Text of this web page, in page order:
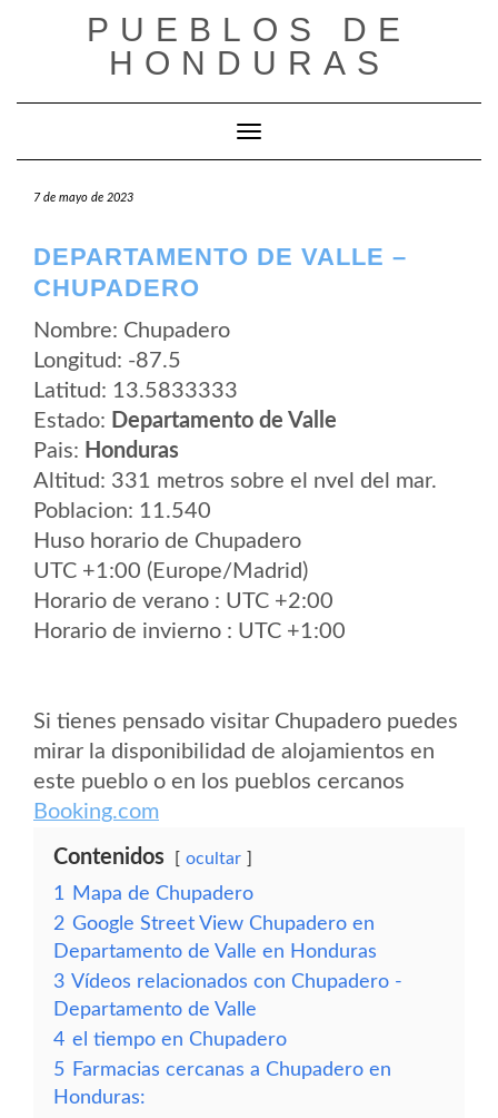
PUEBLOS DE
HONDURAS
Cambiar modo de navegación
7 de mayo de 2023
DEPARTAMENTO DE VALLE –
CHUPADERO
Nombre: Chupadero
Longitud: -87.5
Latitud: 13.5833333
Estado: Departamento de Valle
Pais: Honduras
Altitud: 331 metros sobre el nvel del mar.
Poblacion: 11.540
Huso horario de Chupadero
UTC +1:00 (Europe/Madrid)
Horario de verano : UTC +2:00
Horario de invierno : UTC +1:00
Si tienes pensado visitar Chupadero puedes
mirar la disponibilidad de alojamientos en
este pueblo o en los pueblos cercanos
Booking.com
Contenidos ocultar
1
Mapa de Chupadero
2 Google Street View Chupadero en
Departamento de Valle en Honduras
3 Vídeos relacionados con Chupadero -
Departamento de Valle
4 el tiempo en Chupadero
5 Farmacias cercanas a Chupadero en
Honduras: